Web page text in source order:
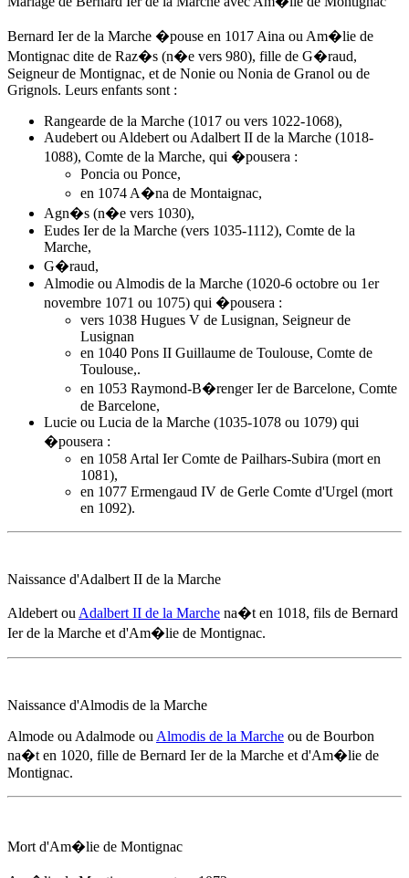
Bernard Ier de la Marche �pouse en 1017 Aina ou Am�lie de
Montignac dite de Raz�s (n�e vers 980), fille de G�raud,
Seigneur de Montignac, et de Nonie ou Nonia de Granol ou de
Grignols. Leurs enfants sont :
Rangearde de la Marche (1017 ou vers 1022-1068),
Audebert ou Aldebert ou Adalbert II de la Marche (1018-
1088), Comte de la Marche, qui �pousera :
Poncia ou Ponce,
en 1074 A�na de Montaignac,
Agn�s (n�e vers 1030),
Eudes Ier de la Marche (vers 1035-1112), Comte de la
Marche,
G�raud,
Almodie ou Almodis de la Marche (1020-6 octobre ou 1er
novembre 1071 ou 1075) qui �pousera :
vers 1038 Hugues V de Lusignan, Seigneur de
Lusignan
en 1040 Pons II Guillaume de Toulouse, Comte de
Toulouse,.
en 1053 Raymond-B�renger Ier de Barcelone, Comte
de Barcelone,
Lucie ou Lucia de la Marche (1035-1078 ou 1079) qui
�pousera :
en 1058 Artal Ier Comte de Pailhars-Subira (mort en
1081),
en 1077 Ermengaud IV de Gerle Comte d'Urgel (mort
en 1092).
Naissance d'Adalbert II de la Marche
Aldebert ou Adalbert II de la Marche na�t en 1018, fils de Bernard
Ier de la Marche et d'Am�lie de Montignac.
Naissance d'Almodis de la Marche
Almode ou Adalmode ou Almodis de la Marche ou de Bourbon
na�t en 1020, fille de Bernard Ier de la Marche et d'Am�lie de
Montignac.
Mort d'Am�lie de Montignac